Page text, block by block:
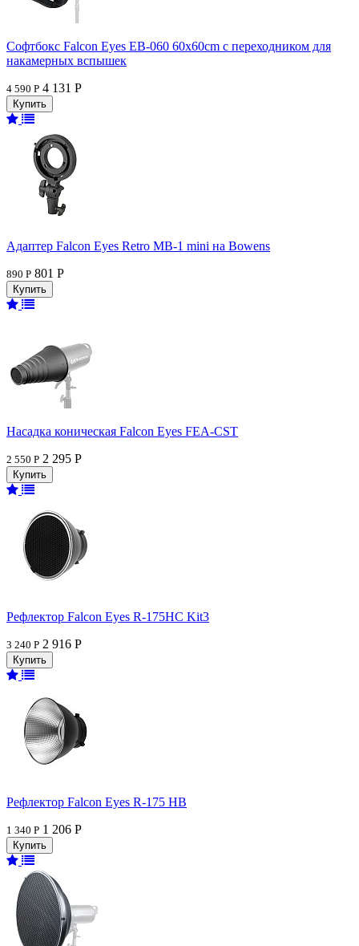
Софтбокс Falcon Eyes EB-060 60x60cm с переходником для
накамерных вспышек
4 590 Р 4 131 Р
Адаптер Falcon Eyes Retro MB-1 mini на Bowens
890 Р 801 Р
Насадка коническая Falcon Eyes FEA-CST
2 550 Р 2 295 Р
Рефлектор Falcon Eyes R-175HC Kit3
3 240 Р 2 916 Р
Рефлектор Falcon Eyes R-175 HB
1 340 Р 1 206 Р